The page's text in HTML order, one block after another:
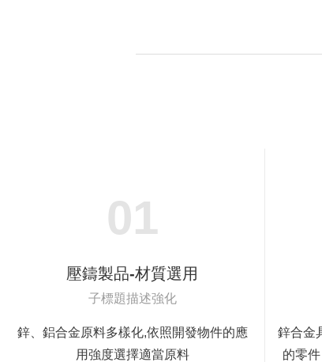
01
壓鑄製品-材質選用
子標題描述強化
鋅、鋁合金原料多樣化,依照開發物件的應
用強度選擇適當原料
鋅合金
的零